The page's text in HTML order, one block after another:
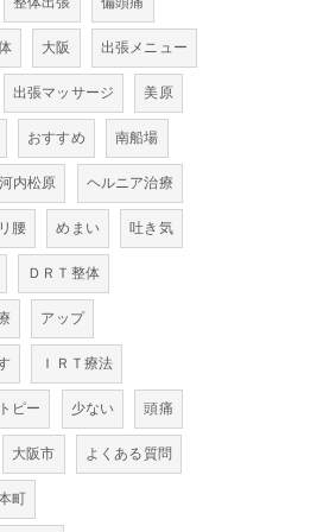
大阪 出張メニュー
出張マッサージ 美原
おすすめ 南船場
河内松原 ヘルニア治療
腰 めまい 吐き気
ＤＲＴ整体
アップ
ＩＲＴ療法
ピー 少ない 頭痛
大阪市 よくある質問
町